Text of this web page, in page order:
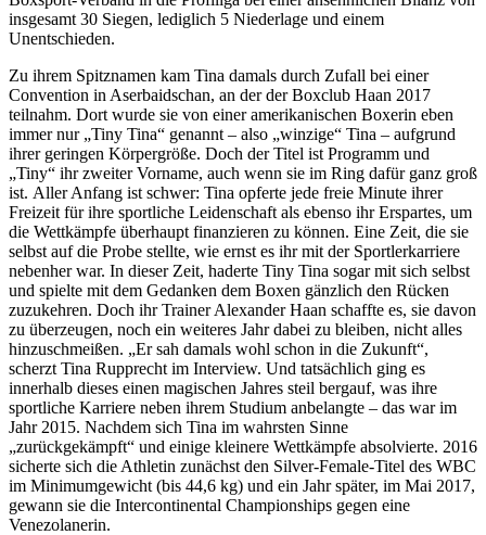
insgesamt 30 Siegen, lediglich 5 Niederlage und einem
Unentschieden.
Zu ihrem Spitznamen kam Tina damals durch Zufall bei einer
Convention in Aserbaidschan, an der der Boxclub Haan 2017
teilnahm. Dort wurde sie von einer amerikanischen Boxerin eben
immer nur „Tiny Tina“ genannt – also „winzige“ Tina – aufgrund
ihrer geringen Körpergröße. Doch der Titel ist Programm und
„Tiny“ ihr zweiter Vorname, auch wenn sie im Ring dafür ganz groß
ist. Aller Anfang ist schwer: Tina opferte jede freie Minute ihrer
Freizeit für ihre sportliche Leidenschaft als ebenso ihr Erspartes, um
die Wettkämpfe überhaupt finanzieren zu können. Eine Zeit, die sie
selbst auf die Probe stellte, wie ernst es ihr mit der Sportlerkarriere
nebenher war. In dieser Zeit, haderte Tiny Tina sogar mit sich selbst
und spielte mit dem Gedanken dem Boxen gänzlich den Rücken
zuzukehren. Doch ihr Trainer Alexander Haan schaffte es, sie davon
zu überzeugen, noch ein weiteres Jahr dabei zu bleiben, nicht alles
hinzuschmeißen. „Er sah damals wohl schon in die Zukunft“,
scherzt Tina Rupprecht im Interview. Und tatsächlich ging es
innerhalb dieses einen magischen Jahres steil bergauf, was ihre
sportliche Karriere neben ihrem Studium anbelangte – das war im
Jahr 2015. Nachdem sich Tina im wahrsten Sinne
„zurückgekämpft“ und einige kleinere Wettkämpfe absolvierte. 2016
sicherte sich die Athletin zunächst den Silver-Female-Titel des WBC
im Minimumgewicht (bis 44,6 kg) und ein Jahr später, im Mai 2017,
gewann sie die Intercontinental Championships gegen eine
Venezolanerin.